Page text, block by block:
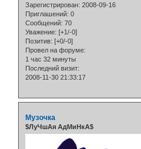
Зарегистрирован: 2008-09-16
Приглашений: 0
Сообщений: 70
Уважение: [+1/-0]
Позитив: [+0/-0]
Провел на форуме:
1 час 32 минуты
Последний визит:
2008-11-30 21:33:17
Музочка
$ЛуЧшАя АдМиНкА$